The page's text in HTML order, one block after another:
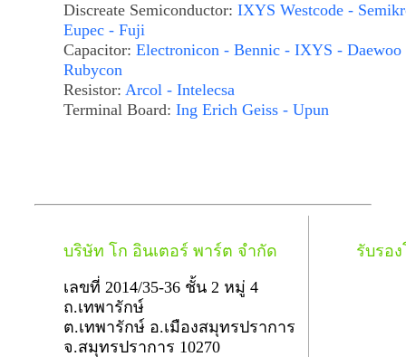
Discreate Semiconductor: IXYS Westcode -
Eupec - Fuji
Capacitor: Electronicon - Bennic - IXYS - Daewoo
Rubycon
Resistor: Arcol - Intelecsa
Terminal Board: Ing Erich Geiss - Upun
บริษัท โก อินเตอร์ พาร์ต จำกัด
เลขที่ 2014/35-36 ชั้น 2 หมู่ 4
ถ.เทพารักษ์
ต.เทพารักษ์ อ.เมืองสมุทรปราการ
จ.สมุทรปราการ 10270
รับรอ